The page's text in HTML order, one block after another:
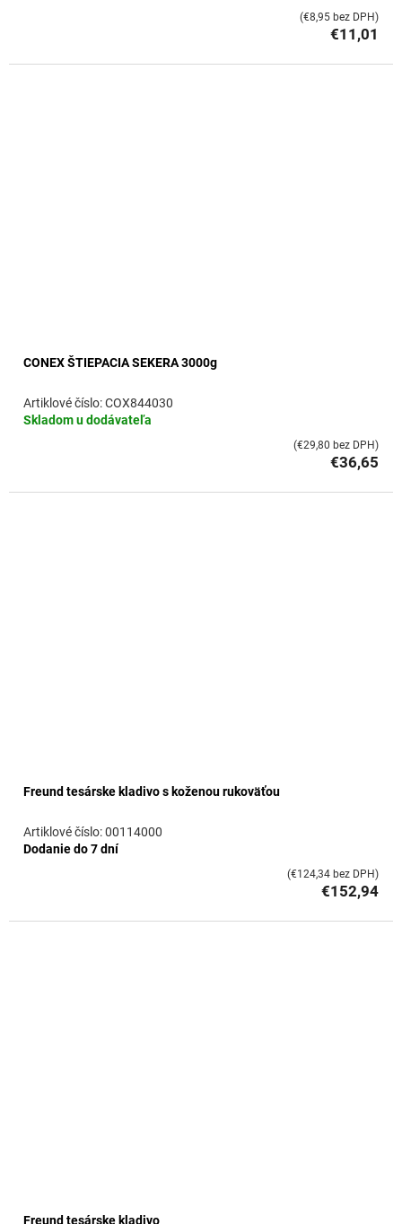
€11,01
(€8,95 bez DPH)
CONEX ŠTIEPACIA SEKERA 3000g
Skladom u dodávateľa
COX844030
€36,65
(€29,80 bez DPH)
Freund tesárske kladivo s koženou rukoväťou
Dodanie do 7 dní
00114000
€152,94
(€124,34 bez DPH)
Freund tesárske kladivo